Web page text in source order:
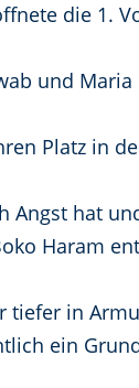
die 1.
und
Platz in
Angst hat
Haram
tiefer in
ein